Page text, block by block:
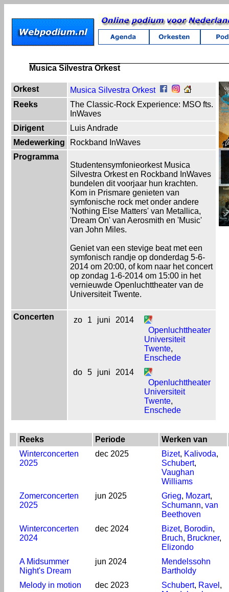
Musica Silvestra Orkest
Orkest
Musica Silvestra Orkest
Reeks
The Classic-Rock Experience: MSO fts.
InWaves
Dirigent
Luis Andrade
Medewerking
Rockband InWaves
Programma
Studentensymfonieorkest Musica
Silvestra Orkest en Rockband InWaves
bundelen dit voorjaar hun krachten.
Kom in Prismare genieten van
symfonische rock met onder andere
'Nothing Else Matters' van Metallica,
'Dream On' van Aerosmith en 'Music'
van John Miles.
Geniet van een stevige beat met een
symfonisch randje op donderdag 5-6-
2014 om 20:00, of kom naar het concert
op zondag 1-6-2014 om 15:00 in het
vernieuwde Openluchttheater van de
Universiteit Twente.
Concerten zo 1 juni
2014
Openluchttheater
Universiteit
Twente,
Enschede
do 5 juni
2014
Openluchttheater
Universiteit
Twente,
Enschede
Reeks Periode
Werken van
Winterconcerten
2025
dec 2025 Bizet, Kalivoda,
Schubert,
Vaughan
Williams
Zomerconcerten
2025
jun 2025 Grieg, Mozart,
Schumann, van
Beethoven
Winterconcerten
2024
dec 2024 Bizet, Borodin,
Bruch, Bruckner,
Elizondo
A Midsummer
Night's Dream
jun 2024
Mendelssohn
Bartholdy
Melody in motion
dec 2023 Schubert, Ravel ,